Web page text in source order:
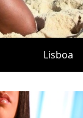
Lisboa